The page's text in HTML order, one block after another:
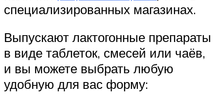
специализированных магазинах.
Выпускают лактогонные препараты
в виде таблеток, смесей или чаёв,
и вы можете выбрать любую
удобную для вас форму: